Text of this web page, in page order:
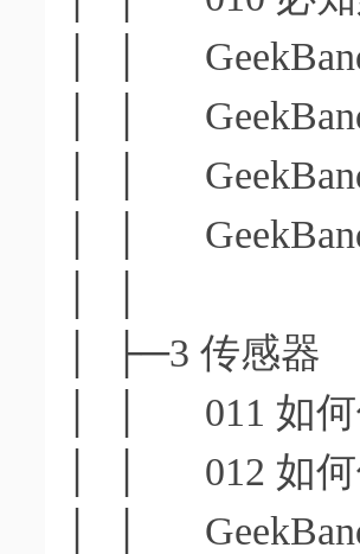
│ │
│ │
│ │
│ │
│ ├─3 传感器
│ │ 011 如何
│ │ 012 如何
│ │